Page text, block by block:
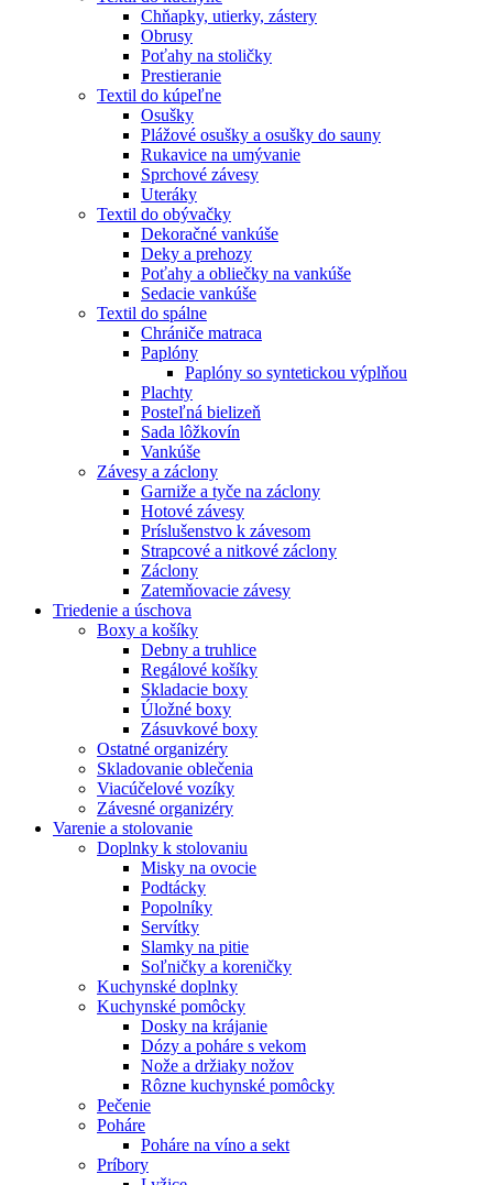
Chňapky, utierky, zástery
Obrusy
Poťahy na stoličky
Prestieranie
Textil do kúpeľne
Osušky
Plážové osušky a osušky do sauny
Rukavice na umývanie
Sprchové závesy
Uteráky
Textil do obývačky
Dekoračné vankúše
Deky a prehozy
Poťahy a obliečky na vankúše
Sedacie vankúše
Textil do spálne
Chrániče matraca
Paplóny
Paplóny so syntetickou výplňou
Plachty
Posteľná bielizeň
Sada lôžkovín
Vankúše
Závesy a záclony
Garniže a tyče na záclony
Hotové závesy
Príslušenstvo k závesom
Strapcové a nitkové záclony
Záclony
Zatemňovacie závesy
Triedenie a úschova
Boxy a košíky
Debny a truhlice
Regálové košíky
Skladacie boxy
Úložné boxy
Zásuvkové boxy
Ostatné organizéry
Skladovanie oblečenia
Viacúčelové vozíky
Závesné organizéry
Varenie a stolovanie
Doplnky k stolovaniu
Misky na ovocie
Podtácky
Popolníky
Servítky
Slamky na pitie
Soľničky a koreničky
Kuchynské doplnky
Kuchynské pomôcky
Dosky na krájanie
Dózy a poháre s vekom
Nože a držiaky nožov
Rôzne kuchynské pomôcky
Pečenie
Poháre
Poháre na víno a sekt
Príbory